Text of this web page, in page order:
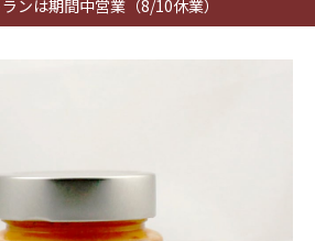
ンは期間中営業（8/10休業）